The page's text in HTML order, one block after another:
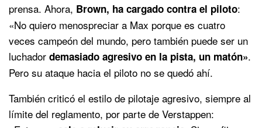
prensa. Ahora, Brown, ha cargado contra el piloto:
«No quiero menospreciar a Max porque es cuatro
veces campeón del mundo, pero también puede ser un
luchador demasiado agresivo en la pista, un matón».
Pero su ataque hacia el piloto no se quedó ahí.
También criticó el estilo de pilotaje agresivo, siempre al
límite del reglamento, por parte de Verstappen: